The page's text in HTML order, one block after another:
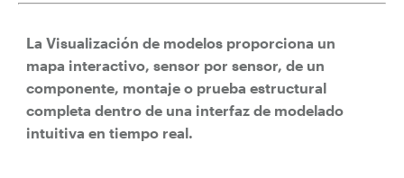
La Visualización de modelos proporciona un
mapa interactivo, sensor por sensor, de un
componente, montaje o prueba estructural
completa dentro de una interfaz de modelado
intuitiva en tiempo real.